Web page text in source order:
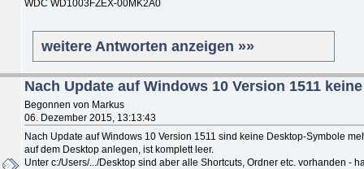
WDC WD1003FZEX-00MK2A0
weitere Antworten anzeigen »»
Nach Update auf Windows 10 Version 1511
Begonnen von Markus
06. Dezember 2015, 13:13:43
Nach Update auf Windows 10 Version 1511 sind keine Desktop-Symbole
auf dem Desktop anlegen, ist komplett leer.
Unter c:/Users/.../Desktop sind aber alle Shortcuts, Ordner etc. vorhanden -